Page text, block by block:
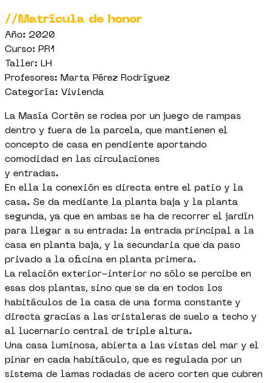
//Matrícula de honor
Año: 2020
Curso: PR1
Taller: LH
Profesores: Marta Pérez Rodríguez
Categoría: Vivienda
La Masía Cortèn se rodea por un juego de rampas
dentro y fuera de la parcela, que mantienen el
concepto de casa en pendiente aportando
comodidad en las circulaciones
y entradas.
En ella la conexión es directa entre el patio y la
casa. Se da mediante la planta baja y la planta
segunda, ya que en ambas se ha de recorrer el jardín
para llegar a su entrada: la entrada principal a la
casa en planta baja, y la secundaria que da paso
privado a la oficina en planta primera.
La relación exterior-interior no sólo se percibe en
esas dos plantas, sino que se da en todos los
habitáculos de la casa de una forma constante y
directa gracias a las cristaleras de suelo a techo y
al lucernario central de triple altura.
Una casa luminosa, abierta a las vistas del mar y el
pinar en cada habitáculo, que es regulada por un
sistema de lamas rodadas de acero corten que cubren